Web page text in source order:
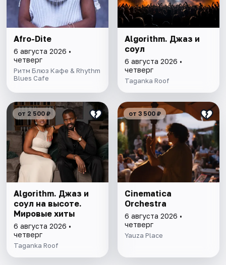
Afro-Dite
6 августа 2026 •
четверг
Ритм Блюз Кафе & Rhythm
Blues Cafe
Algorithm. Джаз и
соул
6 августа 2026 •
четверг
Taganka Roof
от 2 500 ₽
Algorithm. Джаз и
соул на высоте.
Мировые хиты
6 августа 2026 •
четверг
Taganka Roof
от 3 500 ₽
Cinematica
Orchestra
6 августа 2026 •
четверг
Yauza Place